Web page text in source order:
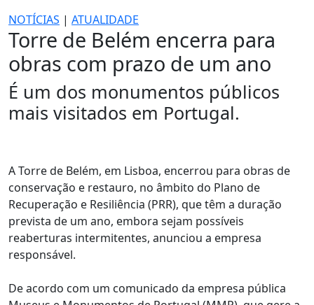
NOTÍCIAS | ATUALIDADE
Torre de Belém encerra para
obras com prazo de um ano
É um dos monumentos públicos
mais visitados em Portugal.
A Torre de Belém, em Lisboa, encerrou para obras de
conservação e restauro, no âmbito do Plano de
Recuperação e Resiliência (PRR), que têm a duração
prevista de um ano, embora sejam possíveis
reaberturas intermitentes, anunciou a empresa
responsável.
De acordo com um comunicado da empresa pública